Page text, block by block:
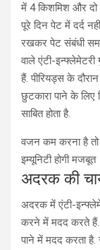
में 4 किशमिश और दो
पूरे दिन पेट में दर्द
रखकर पेट संबंधी
वाले एंटी-
हैं. पीरियड्स के
छुटकारा पाने के लिए
साबित होता है.
वजन कम करना है तो
इम्यूनिटी होगी मजबूत
अदरक की
अदरक में एंटी-
करने में मदद करते हैं.
पाने में मदद करता